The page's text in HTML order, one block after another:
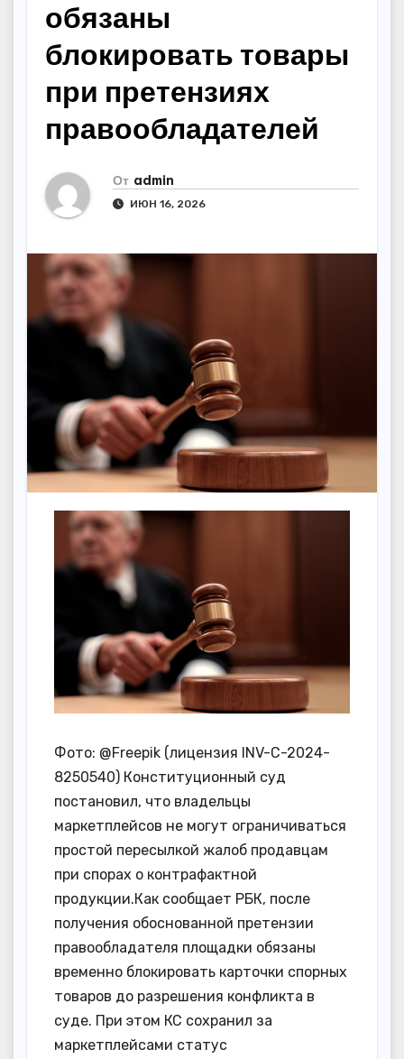
обязаны
блокировать товары
при претензиях
правообладателей
От admin
ИЮН 16, 2026
Фото: @Freepik (лицензия INV-C-2024-
8250540) Конституционный суд
постановил, что владельцы
маркетплейсов не могут ограничиваться
простой пересылкой жалоб продавцам
при спорах о контрафактной
продукции.Как сообщает РБК, после
получения обоснованной претензии
правообладателя площадки обязаны
временно блокировать карточки спорных
товаров до разрешения конфликта в
суде. При этом КС сохранил за
маркетплейсами статус